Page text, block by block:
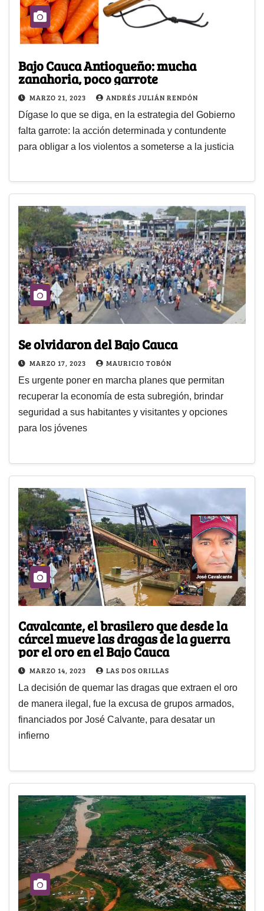
Bajo Cauca Antioqueño: mucha
zanahoria, poco garrote
MARZO 21, 2023 ANDRÉS JULIÁN RENDÓN
Dígase lo que se diga, en la estrategia del Gobierno
falta garrote: la acción determinada y contundente
para obligar a los violentos a someterse a la justicia
Se olvidaron del Bajo Cauca
MARZO 17, 2023 MAURICIO TOBÓN
Es urgente poner en marcha planes que permitan
recuperar la economía de esta subregión, brindar
seguridad a sus habitantes y visitantes y opciones
para los jóvenes
Cavalcante, el brasilero que desde la
cárcel mueve las dragas de la guerra
por el oro en el Bajo Cauca
MARZO 14, 2023 LAS DOS ORILLAS
La decisión de quemar las dragas que extraen el oro
de manera ilegal, fue la excusa de grupos armados,
financiados por José Calvante, para desatar un
infierno